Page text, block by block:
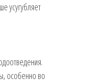
усугубляет
особенно во